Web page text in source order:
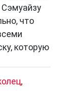
Сэмуайзу
что
которую
,